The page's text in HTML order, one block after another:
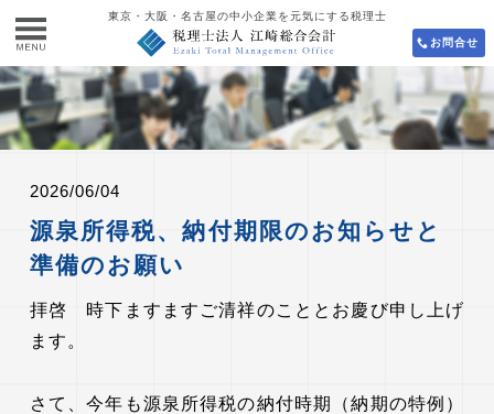
東京・大阪・名古屋の中小企業を元気にする税理士
お問合せ
2026/06/04
源泉所得税、納付期限のお知らせと
準備のお願い
拝啓 時下ますますご清祥のこととお慶び申し上げ
ます。
さて、今年も源泉所得税の納付時期（納期の特例）